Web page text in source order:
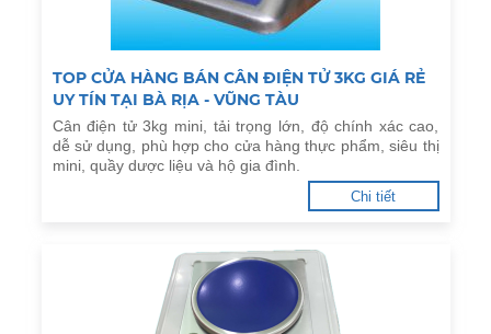
TOP CỬA HÀNG BÁN CÂN ĐIỆN TỬ 3KG GIÁ RẺ
UY TÍN TẠI BÀ RỊA - VŨNG TÀU
Cân điện tử 3kg mini, tải trọng lớn, độ chính xác cao,
dễ sử dụng, phù hợp cho cửa hàng thực phẩm, siêu thị
mini, quầy dược liệu và hộ gia đình.
Chi tiết